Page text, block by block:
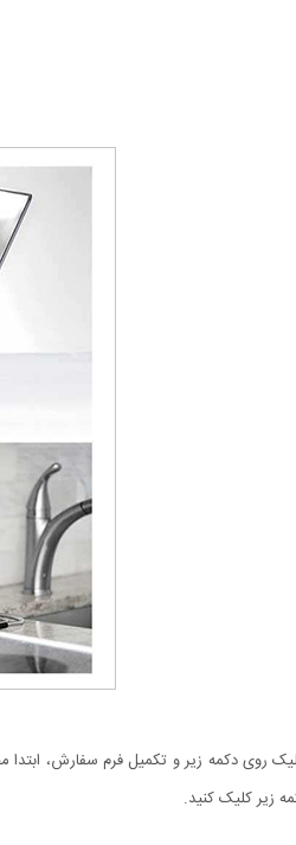
روی دکمه زیر و تکمیل فرم سفارش، ابتدا
زیر کلیک کنید.